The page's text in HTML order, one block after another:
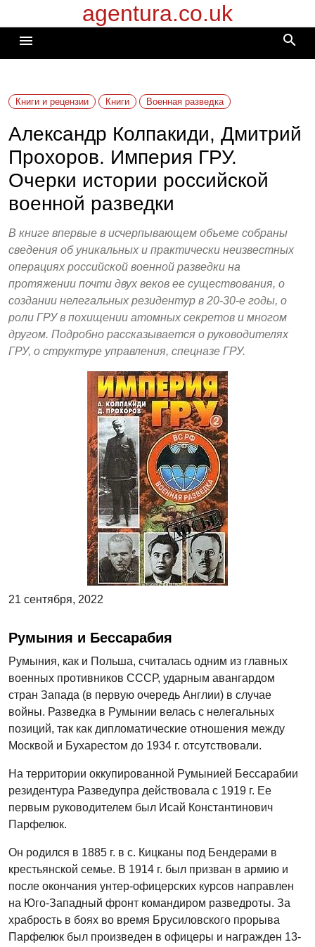
к
содержимому
agentura.co.uk
menu search
Книги и рецензии Книги Военная разведка
Александр Колпакиди, Дмитрий
Прохоров. Империя ГРУ.
Очерки истории российской
военной разведки
В книге впервые в исчерпывающем объеме собраны
сведения об уникальных и практически неизвестных
операциях российской военной разведки на
протяжении почти двух веков ее существования, о
создании нелегальных резидентур в 20-30-е годы, о
роли ГРУ в похищении атомных секретов и многом
другом. Подробно рассказывается о руководителях
ГРУ, о структуре управления, спецназе ГРУ.
21 сентября, 2022
Румыния и Бессарабия
Румыния, как и Польша, считалась одним из главных
военных противников СССР, ударным авангардом
стран Запада (в первую очередь Англии) в случае
войны. Разведка в Румынии велась с нелегальных
позиций, так как дипломатические отношения между
Москвой и Бухарестом до 1934 г. отсутствовали.
На территории оккупированной Румынией Бессарабии
резидентура Разведупра действовала с 1919 г. Ее
первым руководителем был Исай Константинович
Парфелюк.
Он родился в 1885 г. в с. Кицканы под Бендерами в
крестьянской семье. В 1914 г. был призван в армию и
после окончания унтер-офицерских курсов направлен
на Юго-Западный фронт командиром разведроты. За
храбрость в боях во время Брусиловского прорыва
Парфелюк был произведен в офицеры и награжден 13-